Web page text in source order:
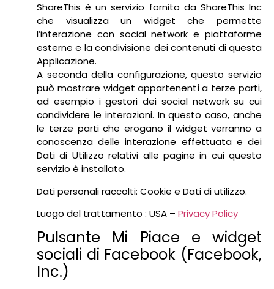
ShareThis è un servizio fornito da ShareThis Inc
che visualizza un widget che permette
l’interazione con social network e piattaforme
esterne e la condivisione dei contenuti di questa
Applicazione.
A seconda della configurazione, questo servizio
può mostrare widget appartenenti a terze parti,
ad esempio i gestori dei social network su cui
condividere le interazioni. In questo caso, anche
le terze parti che erogano il widget verranno a
conoscenza delle interazione effettuata e dei
Dati di Utilizzo relativi alle pagine in cui questo
servizio è installato.
Dati personali raccolti: Cookie e Dati di utilizzo.
Luogo del trattamento : USA – Privacy Policy
Pulsante Mi Piace e widget
sociali di Facebook (Facebook,
Inc.)